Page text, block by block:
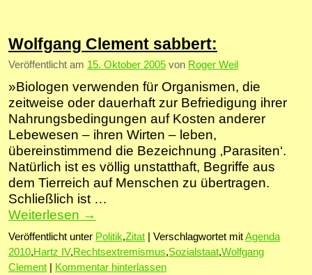
Wolfgang Clement sabbert:
Veröffentlicht am 15. Oktober 2005 von Roger Weil
»Biologen verwenden für Organismen, die
zeitweise oder dauerhaft zur Befriedigung ihrer
Nahrungsbedingungen auf Kosten anderer
Lebewesen – ihren Wirten – leben,
übereinstimmend die Bezeichnung ‚Parasiten‘.
Natürlich ist es völlig unstatthaft, Begriffe aus
dem Tierreich auf Menschen zu übertragen.
Schließlich ist …
Weiterlesen →
Veröffentlicht unter Politik,Zitat Verschlagwortet mitAgenda
2010,Hartz IV,Rechtsextremismus,Sozialstaat,Wolfgang
Clement
Kommentar hinterlassen